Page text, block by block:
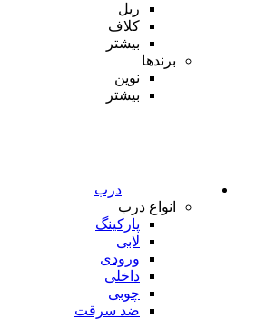
ریل
کلاف
بیشتر
برندها
نوین
بیشتر
درب
انواع درب
پارکینگ
لابی
ورودی
داخلی
چوبی
ضد سرقت